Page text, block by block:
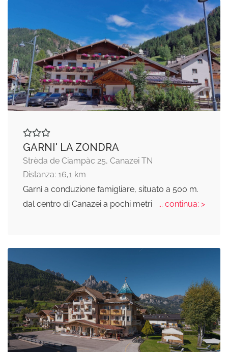
GARNI' LA ZONDRA
Strèda de Ciampàc 25, Canazei TN
Distanza: 16,1 km
Garnì a conduzione famigliare, situato a 500 m.
dal centro di Canazei a pochi metri
... continua: >